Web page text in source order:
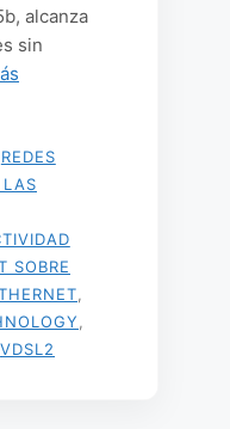
alcanza
sin
REDES
SOBRE
VDSL2